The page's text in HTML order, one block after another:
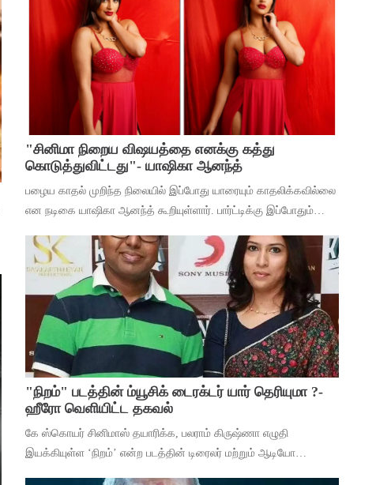
"சினிமா நிறைய விஷயத்தை எனக்கு கத்து
கொடுத்துவிட்டது"- யாஷிகா ஆனந்த்
பழைய காதல் முறிந்த நிலையில் இப்போது யாரையும் காதலிக்கவில்லை
என நடிகை யாஷிகா ஆனந்த் கூறியுள்ளார். பார்ட்டிக்கு இப்போதும்
பார்ட்டிக்கும் போகுறது
"நிறம்" படத்தின் ம்யூசிக் டைரக்டர் யார் தெரியுமா ?-
ஹீரோ வெளியிட்ட தகவல்
கே ஸ்கொயர் சினிமாஸ் தயாரிக்க, பலராம் கிருஷ்ணா எழுதி
இயக்கியுள்ள ‘நிறம்’ என்ற படத்தின் டிரைலர் மற்றும் ஆடியோ